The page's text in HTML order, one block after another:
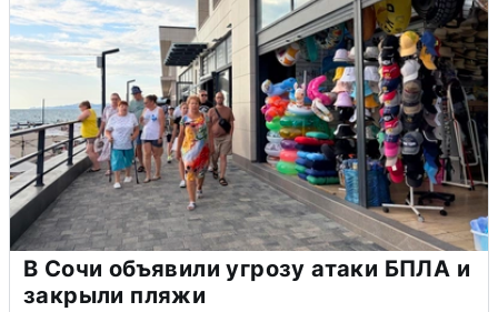
В Сочи объявили угрозу атаки БПЛА и
закрыли пляжи